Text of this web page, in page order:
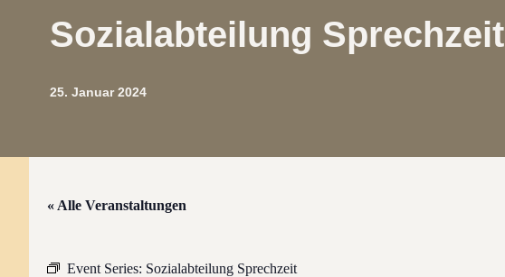
Sozialabteilung Sprechzeit
25. Januar 2024
« Alle Veranstaltungen
Event Series: Sozialabteilung Sprechzeit